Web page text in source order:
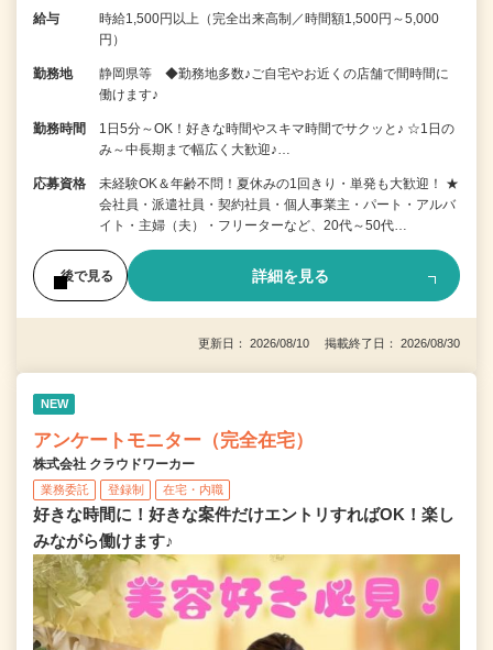
給与
時給1,500円以上（完全出来高制／時間額1,500円～5,000
円）
勤務地
静岡県等 ◆勤務地多数♪ご自宅やお近くの店舗で間時間に
働けます♪
勤務時間
1日5分～OK！好きな時間やスキマ時間でサクッと♪ ☆1日の
み～中長期まで幅広く大歓迎♪…
応募資格
未経験OK＆年齢不問！夏休みの1回きり・単発も大歓迎！ ★
会社員・派遣社員・契約社員・個人事業主・パート・アルバ
イト・主婦（夫）・フリーターなど、20代～50代…
後で見る 詳細を見る
更新日： 2026/08/10 掲載終了日： 2026/08/30
NEW
アンケートモニター（完全在宅）
株式会社 クラウドワーカー
業務委託 登録制 在宅・内職
好きな時間に！好きな案件だけエントリすればOK！楽し
みながら働けます♪